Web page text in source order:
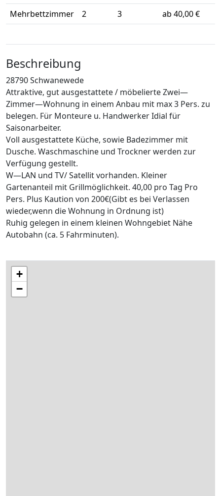
Mehrbettzimmer
2 3 ab 40,00 €
Beschreibung
28790 Schwanewede
Attraktive, gut ausgestattete / möbelierte Zwei—
Zimmer—Wohnung in einem Anbau mit max 3 Pers. zu
belegen. Für Monteure u. Handwerker Idial für
Saisonarbeiter.
Voll ausgestattete Küche, sowie Badezimmer mit
Dusche. Waschmaschine und Trockner werden zur
Verfügung gestellt.
W—LAN und TV/ Satellit vorhanden. Kleiner
Gartenanteil mit Grillmöglichkeit. 40,00 pro Tag Pro
Pers. Plus Kaution von 200€(Gibt es bei Verlassen
wieder,wenn die Wohnung in Ordnung ist)
Ruhig gelegen in einem kleinen Wohngebiet Nähe
Autobahn (ca. 5 Fahrminuten).
+
−